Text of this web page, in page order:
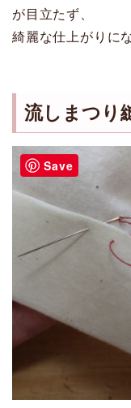
が目立たず、
綺麗な仕上がりに
流しまつり
Save